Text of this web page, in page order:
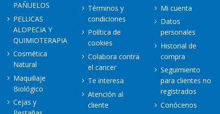
PAÑUELOS
PELUCAS
ALOPECIA Y
QUIMIOTERAPIA
Cosmética
Natural
Maquillaje
Biológico
Cejas y
Términos y
condiciones
Política de
cookies
Colabora contra
el cancer
Te interesa
Atención al
cliente
Mi cuenta
Datos
personales
Historial de
compra
Seguimiento
para clientes no
registrados
Conócenos